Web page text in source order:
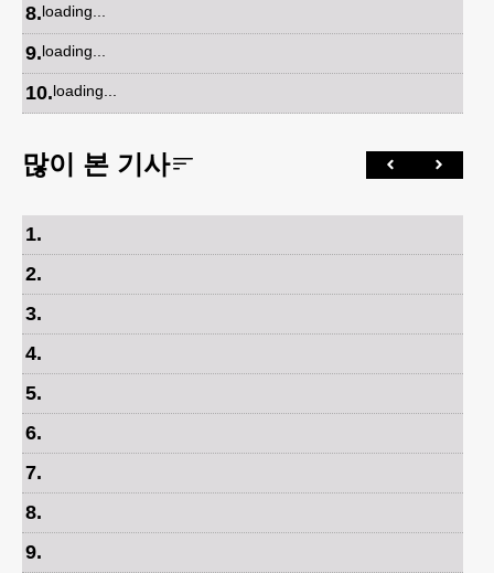
8.loading...
9.loading...
10.loading...
많이 본 기사
1.
2.
3.
4.
5.
6.
7.
8.
9.